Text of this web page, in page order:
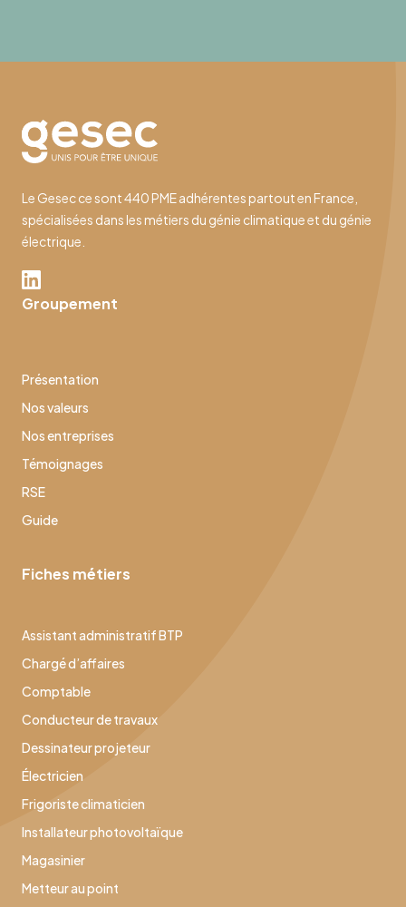
Le Gesec ce sont 440 PME adhérentes partout en France,
spécialisées dans les métiers du génie climatique et du génie
électrique.
Groupement
Présentation
Nos valeurs
Nos entreprises
Témoignages
RSE
Guide
Fiches métiers
Assistant administratif BTP
Chargé d’affaires
Comptable
Conducteur de travaux
Dessinateur projeteur
Électricien
Frigoriste climaticien
Installateur photovoltaïque
Magasinier
Metteur au point